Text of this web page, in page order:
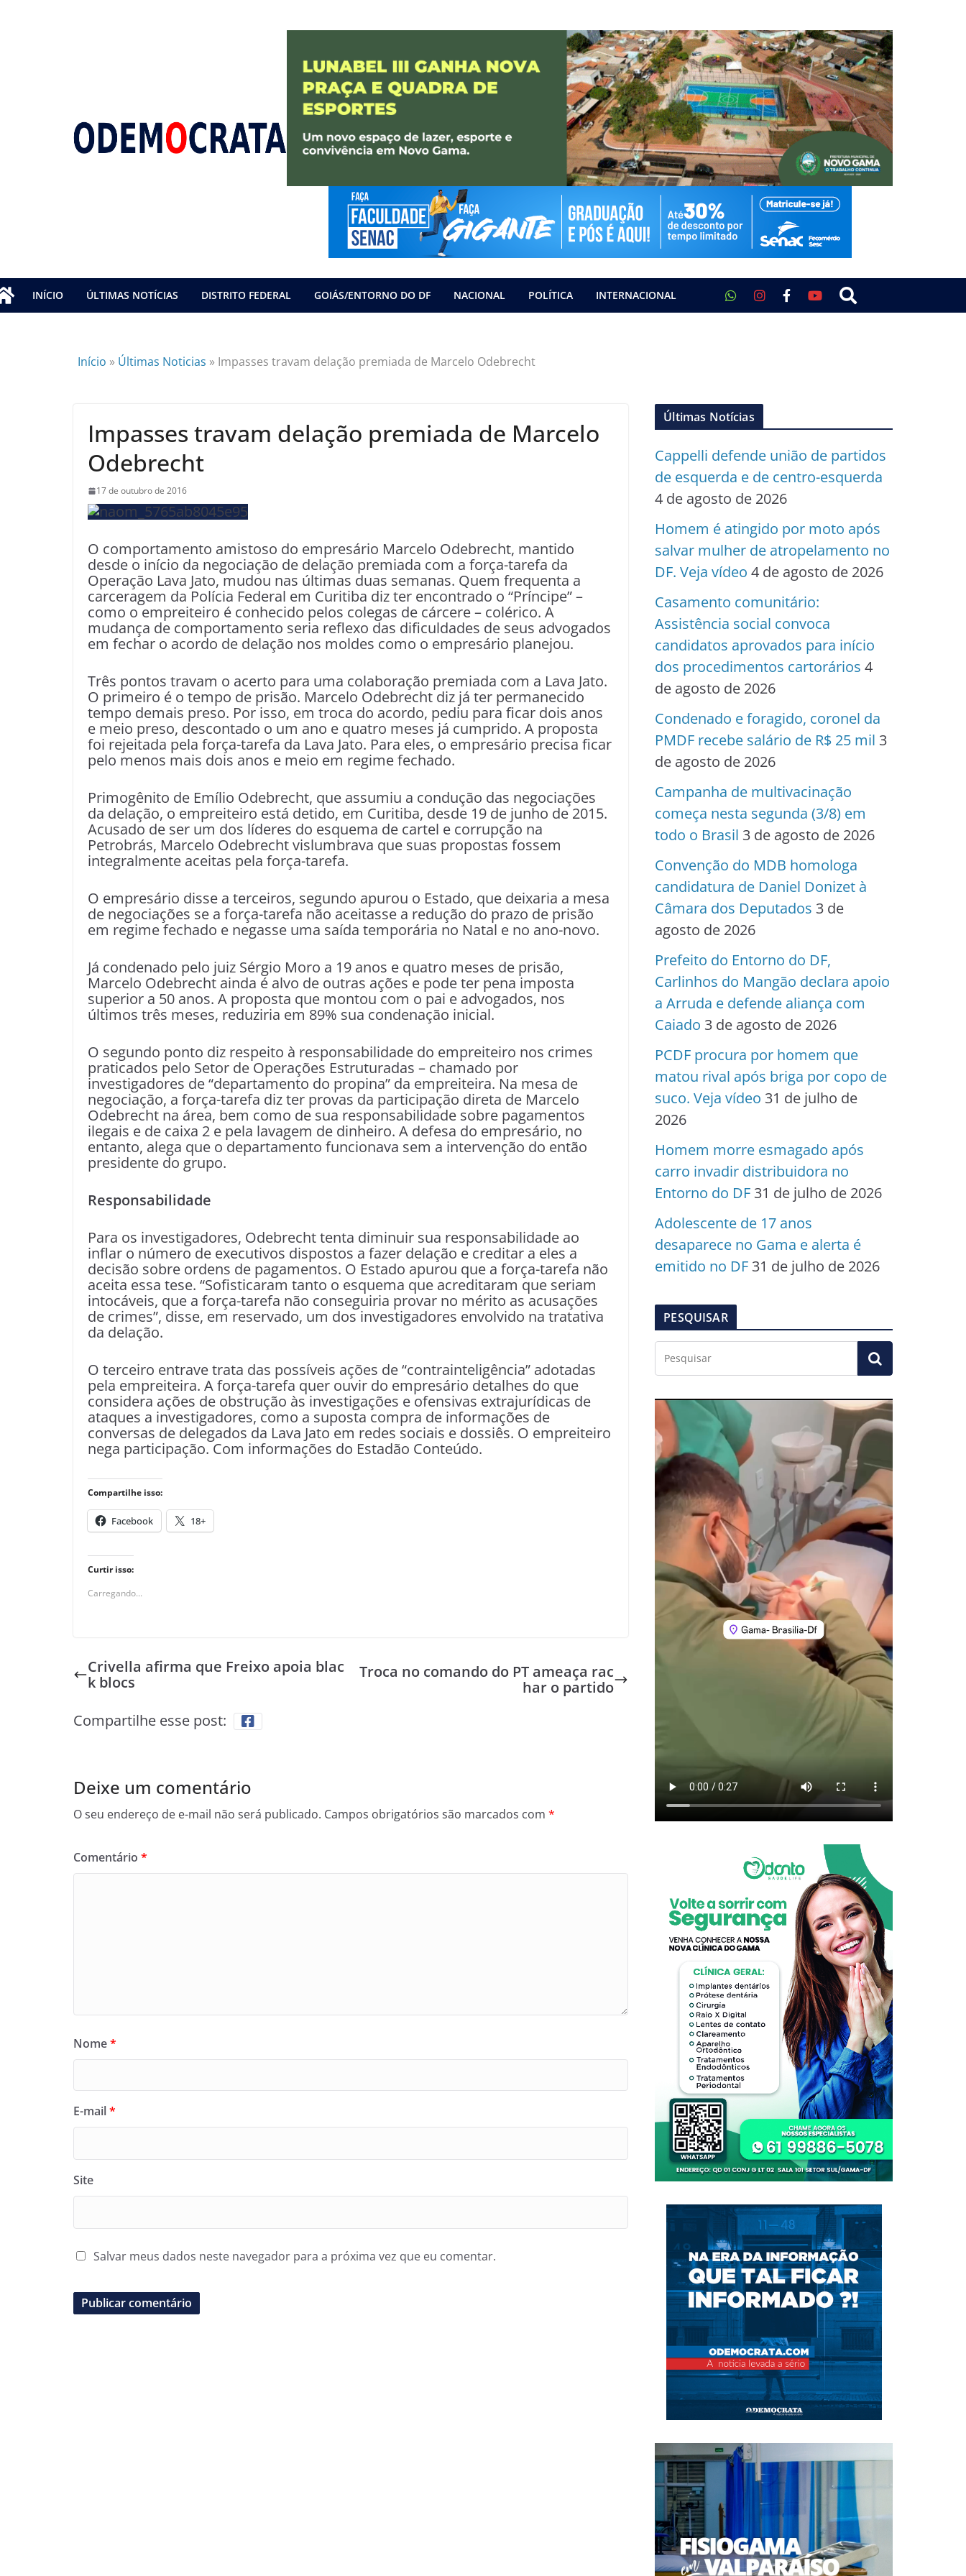
INÍCIO ÚLTIMAS NOTÍCIAS DISTRITO FEDERAL GOIÁS/ENTORNO DO DF NACIONAL POLÍTICA INTERNACIONAL
Início » Últimas Noticias » Impasses travam delação premiada de Marcelo Odebrecht
Impasses travam delação premiada de Marcelo
Odebrecht
17 de outubro de 2016
O comportamento amistoso do empresário Marcelo Odebrecht, mantido
desde o início da negociação de delação premiada com a força-tarefa da
Operação Lava Jato, mudou nas últimas duas semanas. Quem frequenta a
carceragem da Polícia Federal em Curitiba diz ter encontrado o “Príncipe” –
como o empreiteiro é conhecido pelos colegas de cárcere – colérico. A
mudança de comportamento seria reflexo das dificuldades de seus advogados
em fechar o acordo de delação nos moldes como o empresário planejou.
Três pontos travam o acerto para uma colaboração premiada com a Lava Jato.
O primeiro é o tempo de prisão. Marcelo Odebrecht diz já ter permanecido
tempo demais preso. Por isso, em troca do acordo, pediu para ficar dois anos
e meio preso, descontado o um ano e quatro meses já cumprido. A proposta
foi rejeitada pela força-tarefa da Lava Jato. Para eles, o empresário precisa ficar
pelo menos mais dois anos e meio em regime fechado.
Primogênito de Emílio Odebrecht, que assumiu a condução das negociações
da delação, o empreiteiro está detido, em Curitiba, desde 19 de junho de 2015.
Acusado de ser um dos líderes do esquema de cartel e corrupção na
Petrobrás, Marcelo Odebrecht vislumbrava que suas propostas fossem
integralmente aceitas pela força-tarefa.
O empresário disse a terceiros, segundo apurou o Estado, que deixaria a mesa
de negociações se a força-tarefa não aceitasse a redução do prazo de prisão
em regime fechado e negasse uma saída temporária no Natal e no ano-novo.
Já condenado pelo juiz Sérgio Moro a 19 anos e quatro meses de prisão,
Marcelo Odebrecht ainda é alvo de outras ações e pode ter pena imposta
superior a 50 anos. A proposta que montou com o pai e advogados, nos
últimos três meses, reduziria em 89% sua condenação inicial.
O segundo ponto diz respeito à responsabilidade do empreiteiro nos crimes
praticados pelo Setor de Operações Estruturadas – chamado por
investigadores de “departamento do propina” da empreiteira. Na mesa de
negociação, a força-tarefa diz ter provas da participação direta de Marcelo
Odebrecht na área, bem como de sua responsabilidade sobre pagamentos
ilegais e de caixa 2 e pela lavagem de dinheiro. A defesa do empresário, no
entanto, alega que o departamento funcionava sem a intervenção do então
presidente do grupo.
Responsabilidade
Para os investigadores, Odebrecht tenta diminuir sua responsabilidade ao
inflar o número de executivos dispostos a fazer delação e creditar a eles a
decisão sobre ordens de pagamentos. O Estado apurou que a força-tarefa não
aceita essa tese. “Sofisticaram tanto o esquema que acreditaram que seriam
intocáveis, que a força-tarefa não conseguiria provar no mérito as acusações
de crimes”, disse, em reservado, um dos investigadores envolvido na tratativa
da delação.
O terceiro entrave trata das possíveis ações de “contrainteligência” adotadas
pela empreiteira. A força-tarefa quer ouvir do empresário detalhes do que
considera ações de obstrução às investigações e ofensivas extrajurídicas de
ataques a investigadores, como a suposta compra de informações de
conversas de delegados da Lava Jato em redes sociais e dossiês. O empreiteiro
nega participação. Com informações do Estadão Conteúdo.
Compartilhe isso:
Facebook 18+
Curtir isso:
Carregando...
Crivella afirma que Freixo apoia blac
k blocs
Troca no comando do PT ameaça rac
har o partido
Compartilhe esse post:
Deixe um comentário
O seu endereço de e-mail não será publicado. Campos obrigatórios são marcados com *
Comentário *
Nome*
E-mail*
Site
Salvar meus dados neste navegador para a próxima vez que eu comentar.
Últimas Notícias
Cappelli defende união de partidos
de esquerda e de centro-esquerda
4 de agosto de 2026
Homem é atingido por moto após
salvar mulher de atropelamento no
DF. Veja vídeo 4 de agosto de 2026
Casamento comunitário:
Assistência social convoca
candidatos aprovados para início
dos procedimentos cartorários 4
de agosto de 2026
Condenado e foragido, coronel da
PMDF recebe salário de R$ 25 mil 3
de agosto de 2026
Campanha de multivacinação
começa nesta segunda (3/8) em
todo o Brasil 3 de agosto de 2026
Convenção do MDB homologa
candidatura de Daniel Donizet à
Câmara dos Deputados 3 de
agosto de 2026
Prefeito do Entorno do DF,
Carlinhos do Mangão declara apoio
a Arruda e defende aliança com
Caiado 3 de agosto de 2026
PCDF procura por homem que
matou rival após briga por copo de
suco. Veja vídeo 31 de julho de
2026
Homem morre esmagado após
carro invadir distribuidora no
Entorno do DF 31 de julho de 2026
Adolescente de 17 anos
desaparece no Gama e alerta é
emitido no DF 31 de julho de 2026
PESQUISAR